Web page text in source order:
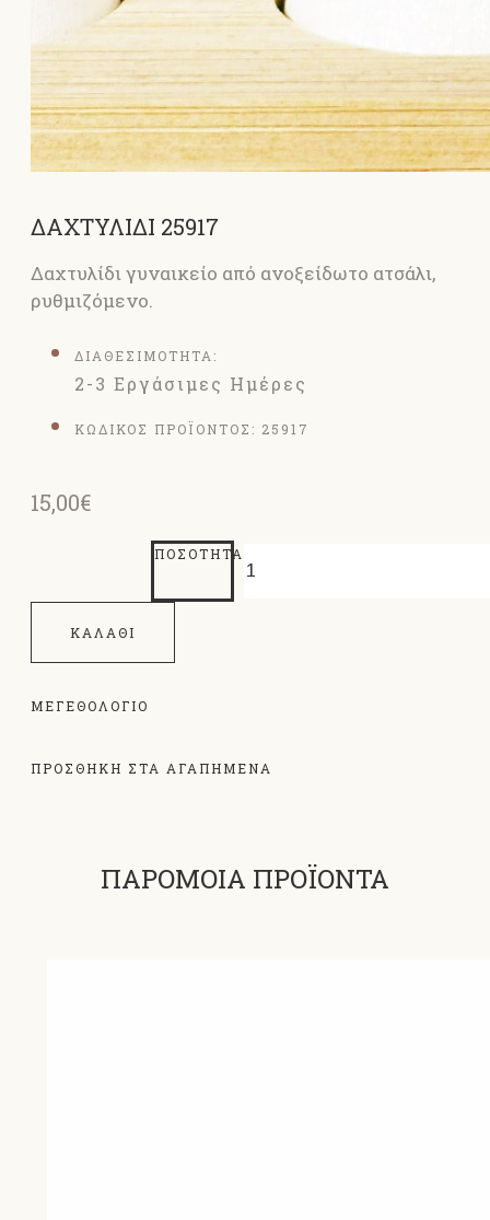
ΔΑΧΤΥΛΙΔΙ 25917
Δαχτυλίδι γυναικείο από ανοξείδωτο ατσάλι,
ρυθμιζόμενο.
ΔΙΑΘΕΣΙΜΟΤΗΤΑ:
2-3 Εργάσιμες Ημέρες
ΚΩΔΙΚΟΣ ΠΡΟΪΟΝΤΟΣ: 25917
15,00€
ΠΟΣΌΤΗΤΑ
ΚΑΛΆΘΙ
ΜΕΓΕΘΟΛΌΓΙΟ
ΠΡΟΣΘΗΚΗ ΣΤΑ ΑΓΑΠΗΜΕΝΑ
ΠΑΡΟΜΟΙΑ ΠΡΟΪΟΝΤΑ